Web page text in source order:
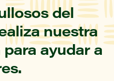
del
nuestra
ayudar a